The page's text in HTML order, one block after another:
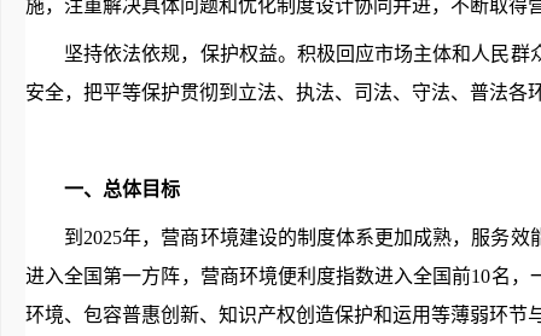
施，注重解决具体问题和优化制度设计协同并进，不断取得
坚持依法依规，保护权益。积极回应市场主体和人民群
安全，把平等保护贯彻到立法、执法、司法、守法、普法
一、总体目标
到2025年，营商环境建设的制度体系更加成熟，服务效
进入全国第一方阵，营商环境便利度指数进入全国前10名
环境、包容普惠创新、知识产权创造保护和运用等薄弱环